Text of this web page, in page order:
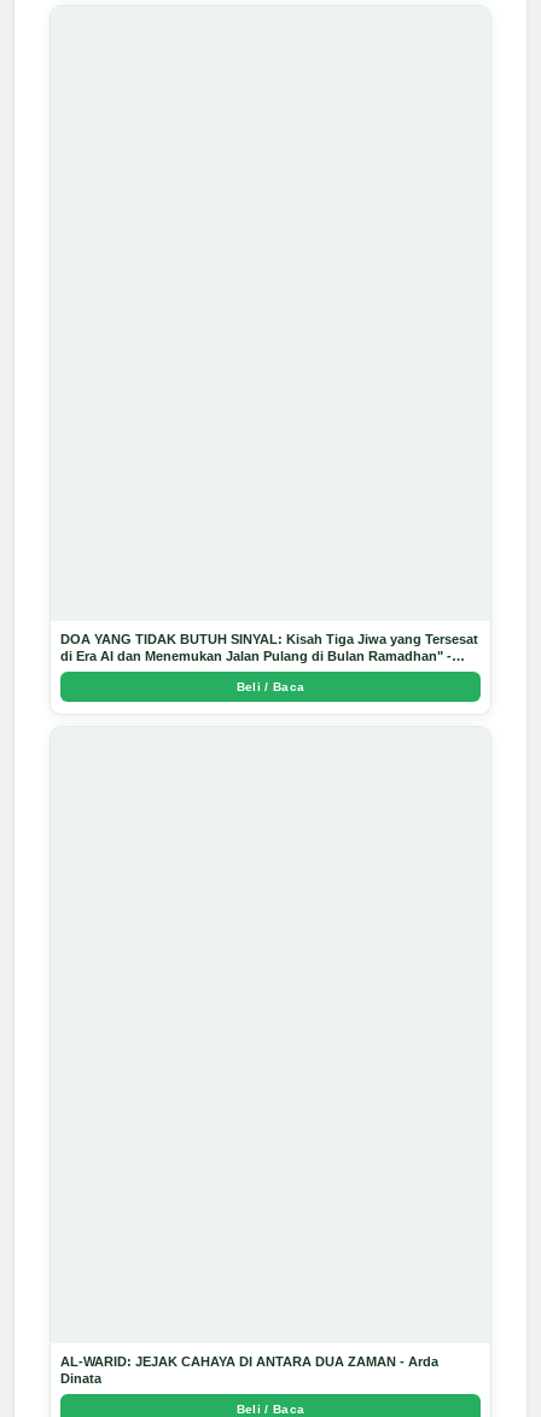
DOA YANG TIDAK BUTUH SINYAL: Kisah Tiga Jiwa yang Tersesat
di Era AI dan Menemukan Jalan Pulang di Bulan Ramadhan" -
Arda Dinata
Beli / Baca
AL-WARID: JEJAK CAHAYA DI ANTARA DUA ZAMAN - Arda
Dinata
Beli / Baca